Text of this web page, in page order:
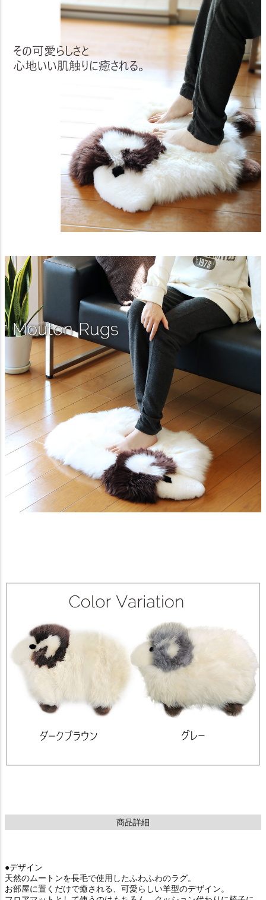
商品詳細
●デザイン
天然のムートンを長毛で使用したふわふわのラグ。
お部屋に置くだけで癒される、可愛らしい羊型のデザイン。